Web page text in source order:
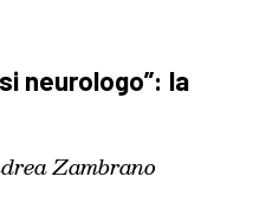
neurologo”: la
Zambrano